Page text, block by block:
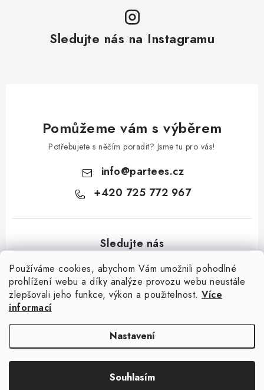
Používáme cookies, abychom Vám umožnili pohodlné
prohlížení webu a díky analýze provozu webu neustále
zlepšovali jeho funkce, výkon a použitelnost. Více
informací
Nastavení
Souhlasím
Sledujte nás na Instagramu
Pomůžeme vám s výběrem
Potřebujete s něčím poradit? Jsme tu pro vás!
info@partees.cz
+420 725 772 967
Obchodní podmínky
Copyright 2026Partees.cz. Všechna práva vyhrazena.Upravit nastavení
cookies